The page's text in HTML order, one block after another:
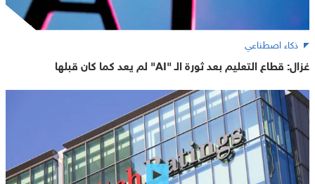
ذكاء اصطناعي
غزال: قطاع التعليم بعد ثورة الـ "AI" لم يعد كما كان قبلها